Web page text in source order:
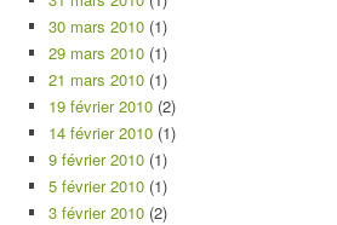
30 mars 2010 (1)
29 mars 2010 (1)
21 mars 2010 (1)
19 février 2010 (2)
14 février 2010 (1)
9 février 2010 (1)
5 février 2010 (1)
3 février 2010 (2)